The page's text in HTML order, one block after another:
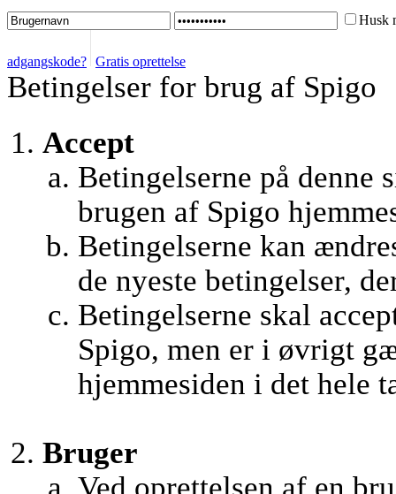
Husk
adgangskode? Gratis oprettelse
Betingelser for brug af Spigo
Accept
Betingelserne på denne
brugen af Spigo
Betingelserne kan
de nyeste betingelser,
Betingelserne skal
Spigo, men er i øvrigt
hjemmesiden i det hele
Bruger
Ved oprettelsen af en